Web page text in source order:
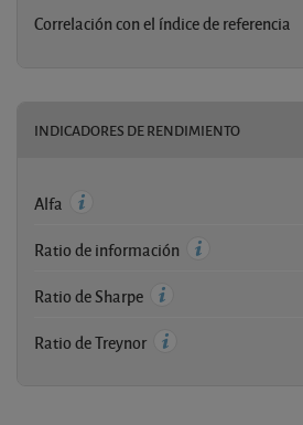
Correlación con el índice de referencia
INDICADORES DE RENDIMIENTO
Alfa
Ratio de información
Ratio de Sharpe
Ratio de Treynor